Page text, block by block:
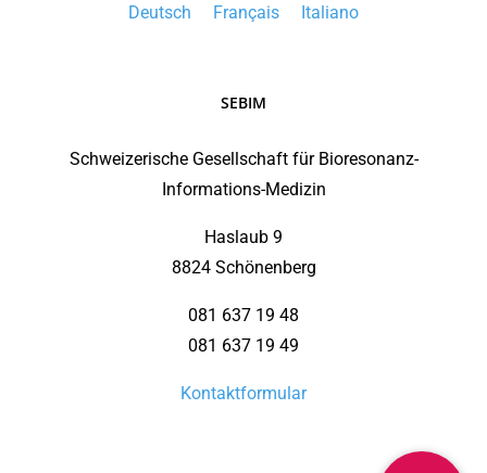
Deutsch Français Italiano
SEBIM
Schweizerische Gesellschaft für Bioresonanz-
Informations-Medizin
Haslaub 9
8824 Schönenberg
081 637 19 48
081 637 19 49
Kontaktformular